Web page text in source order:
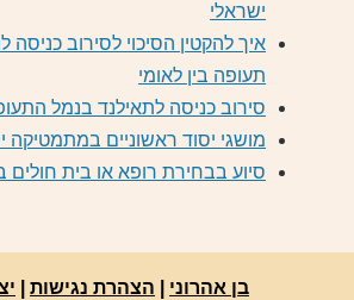
ישראלי
איך להקטין הסיכוי לסירוב כניסה
תעופה בין לאומי
סירוב כניסה לתאילנד בנמל
מושגי יסוד ראשוניים במתמטיקה
סיוע בבחירת רופא או בית חולים
בן אהרוני| הצהרת נגישות|